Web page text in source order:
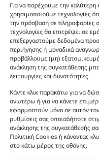
Για να παρέχουμε την καλύτερη
χρησιμοποιούμε τεχνολογίες
την πρόσβαση σε πληροφορίες
τεχνολογίες θα επιτρέψει σε
επεξεργαστούμε δεδομένα
περιήγησης ή μοναδικά
προβάλλουμε (μη)
ανάκληση της συγκατάθεσης
λειτουργίες και δυνατότητες.
Κάντε κλικ παρακάτω για να
ανωτέρω ή για να κάνετε
εφαρμοστούν μόνο σε αυτόν
ρυθμίσεις σας οποιαδήποτε
ανάκλησης της συγκατάθεσής
Πολιτική Cookies ή κάνοντας
στο κάτω μέρος της οθόνης.
Οι φωτογραφίες των
και δεν είναι προς
Σκοπός τους είναι η
Σε καμία περίπτωση
πραγματικότητα.
είναι η παραπλάνηση
καταναλωτή. Όλα μας
χύμα μορφή και
αντίστοιχα